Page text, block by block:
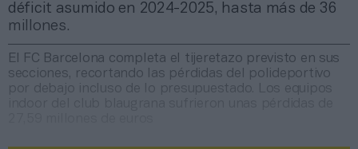
déficit asumido en 2024-2025, hasta más de 36
millones.
El FC Barcelona completa el tijeretazo previsto en sus
secciones, recortando las pérdidas del polideportivo
por debajo incluso de lo presupuestado. Los equipos